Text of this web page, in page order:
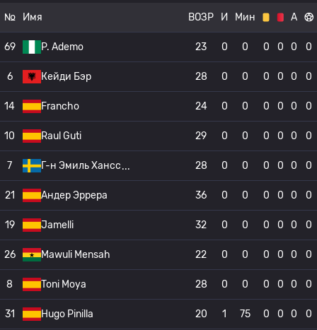
№ Имя ВОЗР И Мин А
69 P. Ademo 23 0 0 0 0 0 0
6 Кейди Бэр 28 0 0 0 0 0 0
14 Francho 24 0 0 0 0 0 0
10 Raul Guti 29 0 0 0 0 0 0
7 Г-н Эмиль Хансс 28 0 0 0 0 0 0
21 Андер Эррера 36 0 0 0 0 0 0
19 Jamelli 32 0 0 0 0 0 0
26 Mawuli Mensah 22 0 0 0 0 0 0
8 Toni Moya 28 0 0 0 0 0 0
31 Hugo Pinilla 20 1 75 0 0 0 0